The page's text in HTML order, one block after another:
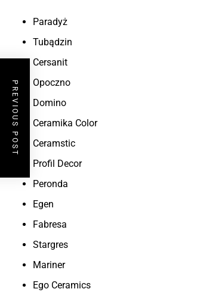
Paradyż
Tubądzin
Cersanit
Opoczno
Domino
Ceramika Color
Ceramstic
Profil Decor
Peronda
Egen
Fabresa
Stargres
Mariner
Ego Ceramics
PREVIOUS POST